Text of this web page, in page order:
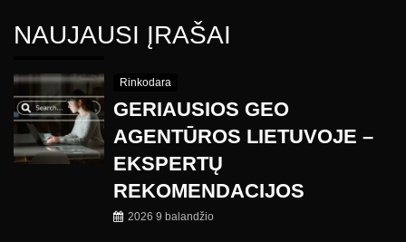
NAUJAUSI ĮRAŠAI
Rinkodara
GERIAUSIOS GEO
AGENTŪROS LIETUVOJE –
EKSPERTŲ
REKOMENDACIJOS
2026 9 balandžio